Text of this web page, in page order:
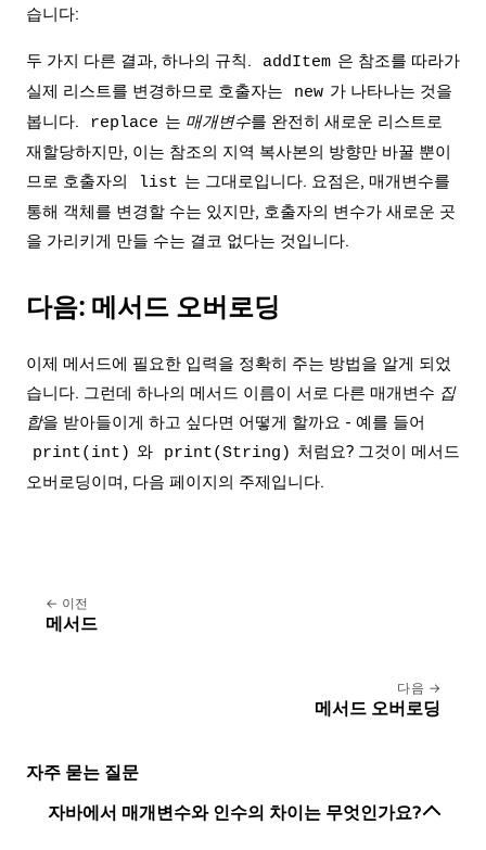
습니다:
두 가지 다른 결과, 하나의 규칙. addItem 은 참조를 따라가
실제 리스트를 변경하므로 호출자는
new 가 나타나는 것을
봅니다.
replace 는 매개변수를 완전히 새로운 리스트로
재할당하지만, 이는 참조의 지역 복사본의 방향만 바꿀 뿐이
므로 호출자의
list 는 그대로입니다. 요점은, 매개변수를
통해 객체를 변경할 수는 있지만, 호출자의 변수가 새로운 곳
을 가리키게 만들 수는 결코 없다는 것입니다.
다음: 메서드 오버로딩
이제 메서드에 필요한 입력을 정확히 주는 방법을 알게 되었
습니다. 그런데 하나의 메서드 이름이 서로 다른 매개변수 집
합을 받아들이게 하고 싶다면 어떻게 할까요 - 예를 들어
print(int) 와 print(String) 처럼요? 그것이 메서드
오버로딩이며, 다음 페이지의 주제입니다.
이전
메서드
다음
메서드 오버로딩
자주 묻는 질문
자바에서 매개변수와 인수의 차이는 무엇인가요?